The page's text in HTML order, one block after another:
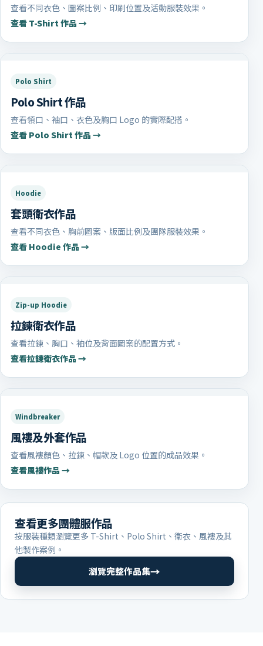
查看不同衣色、圖案比例、印刷位置及活動服裝效果。
查看 T-Shirt 作品 →
Polo Shirt
Polo Shirt 作品
查看領口、袖口、衣色及胸口 Logo 的實際配搭。
查看 Polo Shirt 作品 →
Hoodie
套頭衛衣作品
查看不同衣色、胸前圖案、版面比例及團隊服裝效果。
查看 Hoodie 作品 →
Zip-up Hoodie
拉鍊衛衣作品
查看拉鍊、胸口、袖位及背面圖案的配置方式。
查看拉鍊衛衣作品 →
Windbreaker
風褸及外套作品
查看風褸顏色、拉鍊、帽款及 Logo 位置的成品效果。
查看風褸作品 →
查看更多團體服作品
按服裝種類瀏覽更多 T-Shirt、Polo Shirt、衛衣、風褸及其
他製作案例。
瀏覽完整作品集→